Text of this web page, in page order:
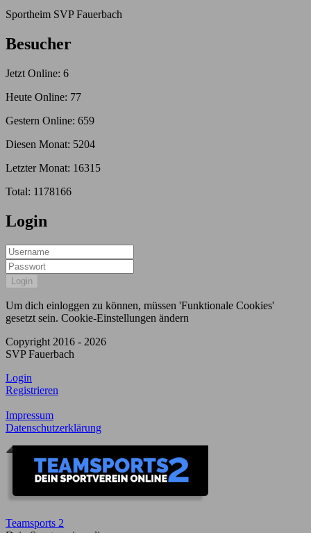
Sportheim SVP Fauerbach
Besucher
Jetzt Online: 6
Heute Online: 77
Gestern Online: 659
Diesen Monat: 5204
Letzter Monat: 16315
Total: 1178166
Login
Um dich einloggen zu können, müssen 'Funktionale Cookies'
gesetzt sein. Cookie-Einstellungen ändern
Copyright 2016 - 2026
SVP Fauerbach
Login
Registrieren
Impressum
Datenschutzerklärung
Teamsports 2